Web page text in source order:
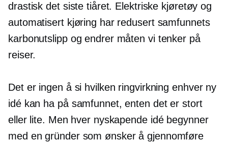
drastisk det siste tiåret. Elektriske kjøretøy og
automatisert kjøring har redusert samfunnets
karbonutslipp og endrer måten vi tenker på
reiser.
Det er ingen å si hvilken ringvirkning enhver ny
idé kan ha på samfunnet, enten det er stort
eller lite. Men hver nyskapende idé begynner
med en gründer som ønsker å gjennomføre